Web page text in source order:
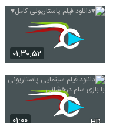
۰۱:۳۰:۵۲